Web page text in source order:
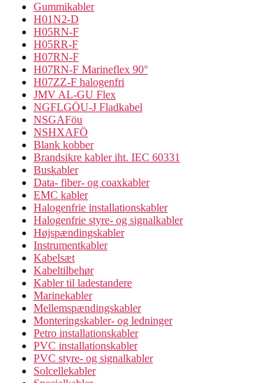
Gummikabler
H01N2-D
H05RN-F
H05RR-F
H07RN-F
H07RN-F Marineflex 90°
H07ZZ-F halogenfri
JMV AL-GU Flex
NGFLGÖU-J Fladkabel
NSGAFöu
NSHXAFÖ
Blank kobber
Brandsikre kabler iht. IEC 60331
Buskabler
Data- fiber- og coaxkabler
EMC kabler
Halogenfrie installationskabler
Halogenfrie styre- og signalkabler
Højspændingskabler
Instrumentkabler
Kabelsæt
Kabeltilbehør
Kabler til ladestandere
Marinekabler
Mellemspændingskabler
Monteringskabler- og ledninger
Petro installationskabler
PVC installationskabler
PVC styre- og signalkabler
Solcellekabler